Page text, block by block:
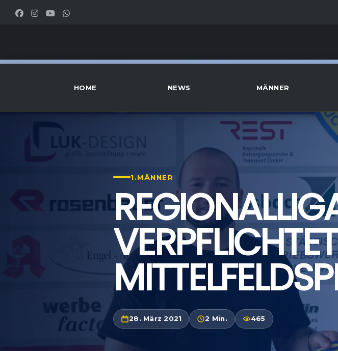
HOME NEWS MÄNNER
1.MÄNNER
28. März 2021 2 Min. 465